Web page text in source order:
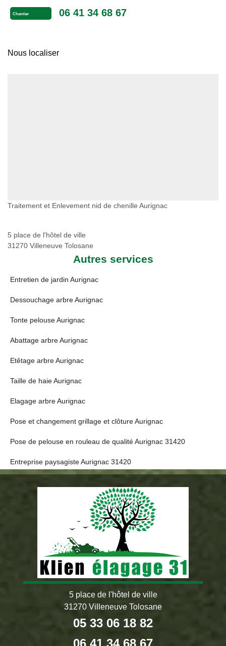
Chantier 06 41 34 68 67
Nous localiser
Traitement et Enlevement nid de chenille Aurignac
5 place de l'hôtel de ville
31270 Villeneuve Tolosane
Autres services
Entretien de jardin Aurignac
Dessouchage arbre Aurignac
Tonte pelouse Aurignac
Abattage arbre Aurignac
Etêtage arbre Aurignac
Taille de haie Aurignac
Elagage arbre Aurignac
Pose et changement grillage et clôture Aurignac
Pose de pelouse en rouleau de qualité Aurignac 31420
Entreprise paysagiste Aurignac 31420
5 place de l'hôtel de ville
31270 Villeneuve Tolosane
05 33 06 18 82
06 41 34 68 67